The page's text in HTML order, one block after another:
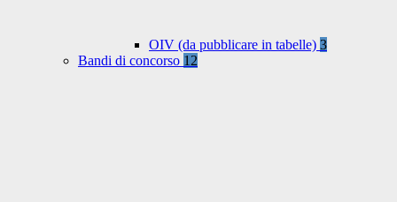
OIV (da pubblicare in tabelle) 3
Bandi di concorso 12